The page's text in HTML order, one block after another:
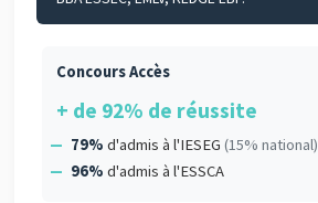
Concours Accès
+ de 92% de réussite
79% d'admis à l'IESEG (15% national)
96% d'admis à l'ESSCA